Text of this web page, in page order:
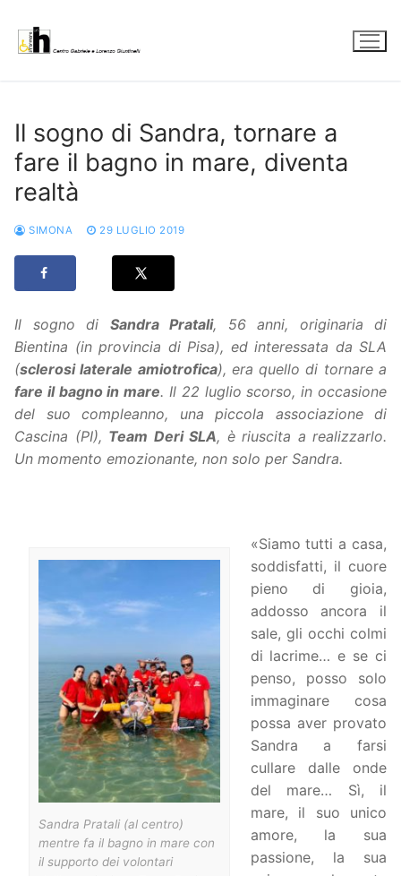
contenuto
Il sogno di Sandra, tornare a
fare il bagno in mare, diventa
realtà
SIMONA 29 LUGLIO 2019
Il sogno di Sandra Pratali, 56 anni, originaria di
Bientina (in provincia di Pisa), ed interessata da SLA
(sclerosi laterale amiotrofica), era quello di tornare a
fare il bagno in mare. Il 22 luglio scorso, in occasione
del suo compleanno, una piccola associazione di
Cascina (PI), Team Deri SLA, è riuscita a realizzarlo.
Un momento emozionante, non solo per Sandra.
Sandra Pratali (al centro)
mentre fa il bagno in mare con
il supporto dei volontari
«Siamo tutti a casa,
soddisfatti, il cuore
pieno di gioia,
addosso ancora il
sale, gli occhi colmi
di lacrime… e se ci
penso, posso solo
immaginare cosa
possa aver provato
Sandra a farsi
cullare dalle onde
del mare… Sì, il
mare, il suo unico
amore, la sua
passione, la sua